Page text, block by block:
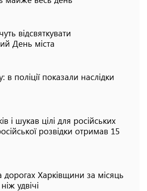
відсвяткувати
День міста
в поліції показали наслідки
і шукав цілі для російських
розвідки отримав 15
дорогах Харківщини за місяць
удвічі